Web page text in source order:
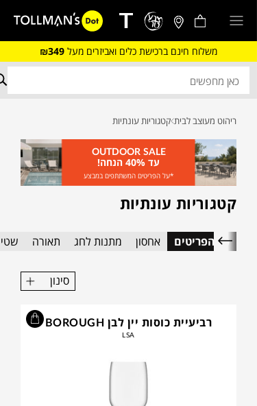
משלוח חינם ברכישת כלים ואביזרים מעל ₪349
ריהוט מעוצב לבית קטגוריות עונתיות
OUTDOOR SALE
עד 40% הנחה!
*על הפריטים המשתתפים במבצע
קטגוריות עונתיות
כל הפריטים אחסון מתנות לחג תאורה
סינון
רביעיית כוסות יין לבן BOROUGH
LSA